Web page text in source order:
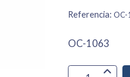
Referencia:OC-
OC-1063